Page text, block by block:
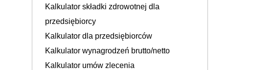
Kalkulator składki zdrowotnej dla
przedsiębiorcy
Kalkulator dla przedsiębiorców
Kalkulator wynagrodzeń brutto/netto
Kalkulator umów zlecenia